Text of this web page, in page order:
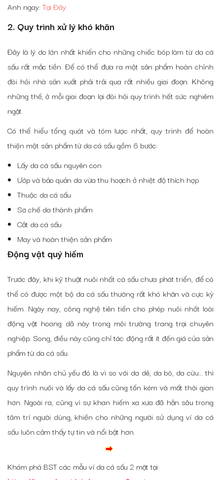
Anh ngay:Tại Đây
2. Quy trình xử lý khó khăn
Đây là lý do lớn nhất khiến cho những chiếc bóp làm từ da cá
sấu rất mắc tiền. Để có thể đưa ra một sản phẩm hoàn chỉnh
đòi hỏi nhà sản xuất phải trải qua rất nhiều giai đoạn. Không
những thế, ở mỗi giai đoạn lại đòi hỏi quy trình hết sức nghiêm
ngặt.
Có thể hiểu tổng quát và tóm lược nhất, quy trình để hoàn
thiện một sản phẩm từ da cá sấu gồm 6 bước:
Lấy da cá sấu nguyên con
Ướp và bảo quản da vừa thu hoạch ở nhiệt độ thích hợp
Thuộc da cá sấu
Sơ chế da thành phẩm
Cắt da cá sấu
May và hoàn thiện sản phẩm
Động vật quý hiếm
Trước đây, khi kỹ thuật nuôi nhốt cá sấu chưa phát triển, để có
thể có được một bộ da cá sấu thường rất khó khăn và cực kỳ
hiếm. Ngày nay, công nghệ tiên tiến cho phép nuôi nhốt loài
động vật hoang dã này trong môi trường trang trại chuyên
nghiệp. Song, điều này cũng chỉ tác động rất ít đến giá của sản
phẩm từ da cá sấu.
Nguyên nhân chủ yếu đó là vì so với da dê, da bò, da cừu… thì
quy trình nuôi và lấy da cá sấu cũng tốn kém và mất thời gian
hơn. Ngoài ra, cũng vì sự khan hiếm xa xưa đã hằn sâu trong
tâm trí người dùng, khiến cho những người sử dụng ví da cá
sấu luôn cảm thấy tự tin và nổi bật hơn.
Khám phá BST các mẫu ví da cá sấu 2 mặt tại: